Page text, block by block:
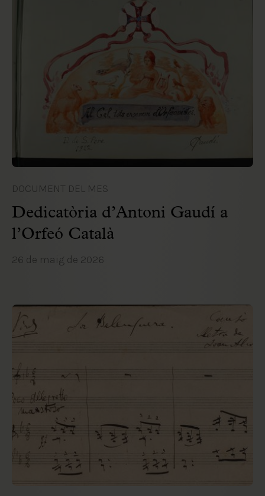
DOCUMENT DEL MES
Dedicatòria d’Antoni Gaudí a
l’Orfeó Català
26 de maig de 2026